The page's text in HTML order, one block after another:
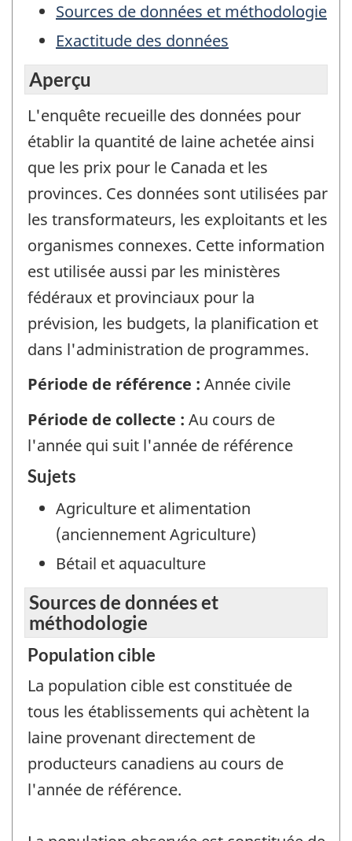
Sources de données et méthodologie
Exactitude des données
Aperçu
L'enquête recueille des données pour
établir la quantité de laine achetée ainsi
que les prix pour le Canada et les
provinces. Ces données sont utilisées par
les transformateurs, les exploitants et les
organismes connexes. Cette information
est utilisée aussi par les ministères
fédéraux et provinciaux pour la
prévision, les budgets, la planification et
dans l'administration de programmes.
Période de référence : Année civile
Période de collecte : Au cours de
l'année qui suit l'année de référence
Sujets
Agriculture et alimentation
(anciennement Agriculture)
Bétail et aquaculture
Sources de données et
méthodologie
Population cible
La population cible est constituée de
tous les établissements qui achètent la
laine provenant directement de
producteurs canadiens au cours de
l'année de référence.